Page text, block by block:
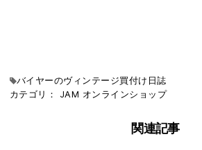
バイヤーのヴィンテージ買付け日誌
カテゴリ： JAM オンラインショップ
関連記事